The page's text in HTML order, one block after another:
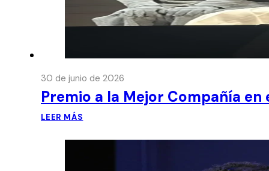
30 de junio de 2026
Premio a la Mejor Compañía en
LEER MÁS